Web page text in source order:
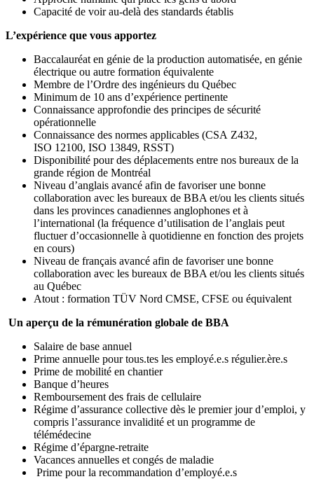
Capacité de voir au-delà des standards établis
L’expérience que vous apportez
Baccalauréat en génie de la production automatisée, en génie
électrique ou autre formation équivalente
Membre de l’Ordre des ingénieurs du Québec
Minimum de 10 ans d’expérience pertinente
Connaissance approfondie des principes de sécurité
opérationnelle
Connaissance des normes applicables (CSA Z432,
ISO 12100, ISO 13849, RSST)
Disponibilité pour des déplacements entre nos bureaux de la
grande région de Montréal
Niveau d’anglais avancé afin de favoriser une bonne
collaboration avec les bureaux de BBA et/ou les clients situés
dans les provinces canadiennes anglophones et à
l’international (la fréquence d’utilisation de l’anglais peut
fluctuer d’occasionnelle à quotidienne en fonction des projets
en cours)
Niveau de français avancé afin de favoriser une bonne
collaboration avec les bureaux de BBA et/ou les clients situés
au Québec
Atout : formation TÜV Nord CMSE, CFSE ou équivalent
Un aperçu de la rémunération globale de BBA
Salaire de base annuel
Prime annuelle pour tous.tes les employé.e.s régulier.ère.s
Prime de mobilité en chantier
Banque d’heures
Remboursement des frais de cellulaire
Régime d’assurance collective dès le premier jour d’emploi, y
compris l’assurance invalidité et un programme de
télémédecine
Régime d’épargne-retraite
Vacances annuelles et congés de maladie
Prime pour la recommandation d’employé.e.s